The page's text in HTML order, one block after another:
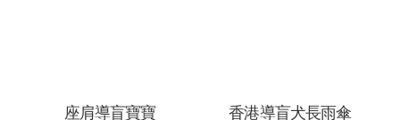
座肩導盲寶寶 香港導盲犬長雨傘